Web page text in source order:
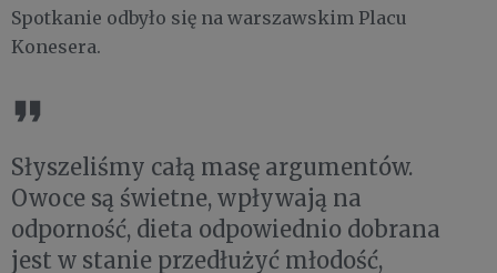
Spotkanie odbyło się na warszawskim Placu
Konesera.
Słyszeliśmy całą masę argumentów.
Owoce są świetne, wpływają na
odporność, dieta odpowiednio dobrana
jest w stanie przedłużyć młodość,